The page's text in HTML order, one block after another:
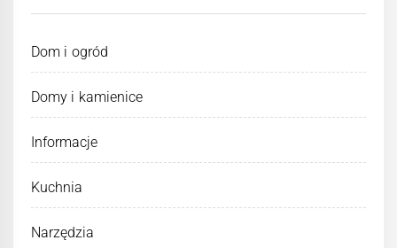
Dom i ogród
Domy i kamienice
Informacje
Kuchnia
Narzędzia